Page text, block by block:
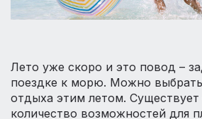
Лето уже скоро и это повод –
поездке к морю. Можно
отдыха этим летом.
количество возможностей для